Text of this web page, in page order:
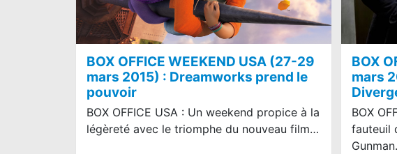
BOX OFFICE WEEKEND USA (27-29
mars 2015) : Dreamworks prend le
pouvoir
BOX OFFICE USA : Un weekend propice à la
légèreté avec le triomphe du nouveau film…
BOX
mars
BOX
fauteuil